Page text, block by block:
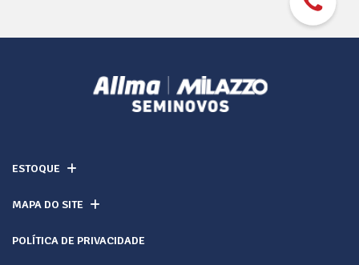
ESTOQUE
MAPA DO SITE
POLÍTICA DE PRIVACIDADE